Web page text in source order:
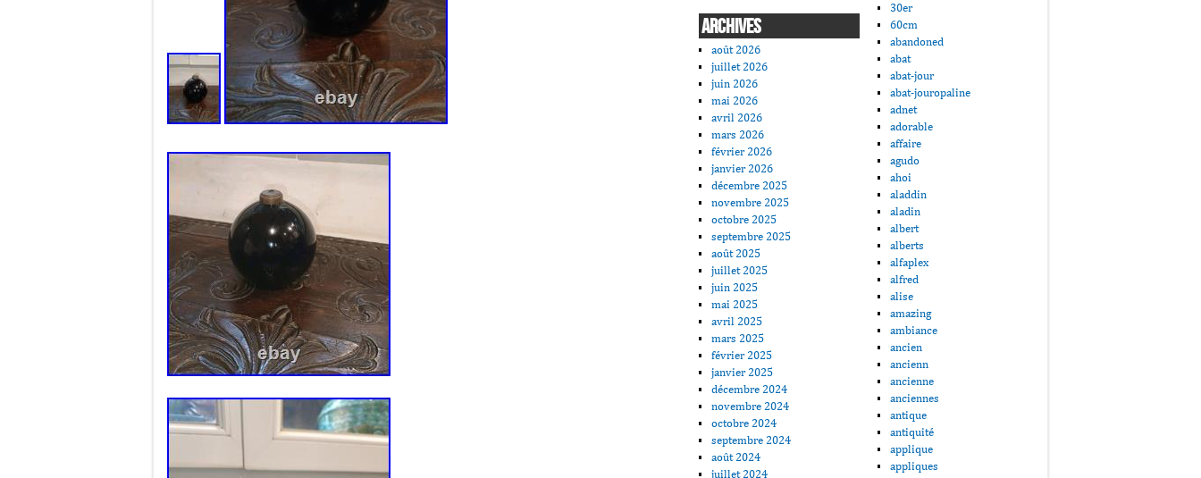
ARCHIVES
août 2026
juillet 2026
juin 2026
mai 2026
avril 2026
mars 2026
février 2026
janvier 2026
décembre 2025
novembre 2025
octobre 2025
septembre 2025
août 2025
juillet 2025
juin 2025
mai 2025
avril 2025
mars 2025
février 2025
janvier 2025
décembre 2024
novembre 2024
octobre 2024
septembre 2024
août 2024
juillet 2024
30er
60cm
abandoned
abat
abat-jour
abat-jouropaline
adnet
adorable
affaire
agudo
ahoi
aladdin
aladin
albert
alberts
alfaplex
alfred
alise
amazing
ambiance
ancien
ancienn
ancienne
anciennes
antique
antiquité
applique
appliques